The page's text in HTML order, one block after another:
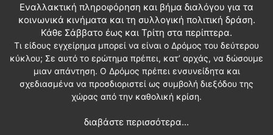
Εναλλακτική πληροφόρηση και βήμα διαλόγου για τα
κοινωνικά κινήματα και τη συλλογική πολιτική δράση.
Κάθε Σάββατο έως και Τρίτη στα περίπτερα.
Τι είδους εγχείρημα μπορεί να είναι ο Δρόμος του δεύτερου
κύκλου; Σε αυτό το ερώτημα πρέπει, κατ’ αρχάς, να δώσουμε
μιαν απάντηση. Ο Δρόμος πρέπει ενσυνείδητα και
σχεδιασμένα να προσδιοριστεί ως συμβολή διεξόδου της
χώρας από την καθολική κρίση.
διαβάστε περισσότερα...